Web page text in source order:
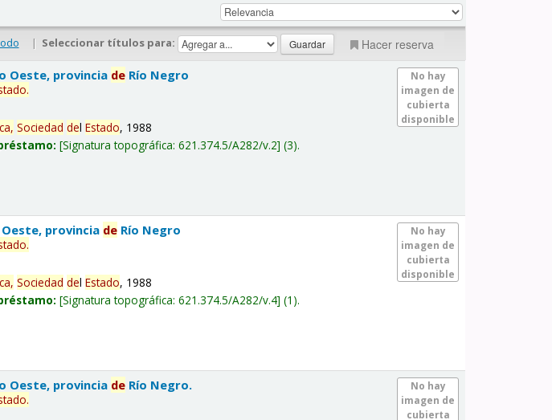
| Seleccionar títulos para: Hacer reserva
No hay
imagen de
cubierta
disponible
Oeste, provincia de Río Negro
.
Sociedad delEstado, 1988
Signatura topográfica:621.374.5/A282/v.2 (3).
No hay
imagen de
cubierta
disponible
provincia de Río Negro
.
Sociedad delEstado, 1988
Signatura topográfica:621.374.5/A282/v.4 (1).
No hay
imagen de
cubierta
Oeste, provincia de Río Negro.
.